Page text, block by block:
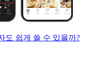
도 쉽게 쓸 수 있을까?